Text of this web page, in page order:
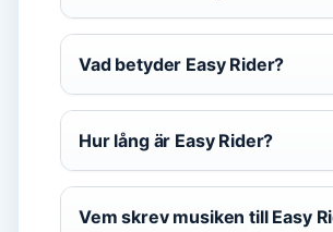
Vad betyder Easy Rider?
Hur lång är Easy Rider?
Vem skrev musiken till Easy